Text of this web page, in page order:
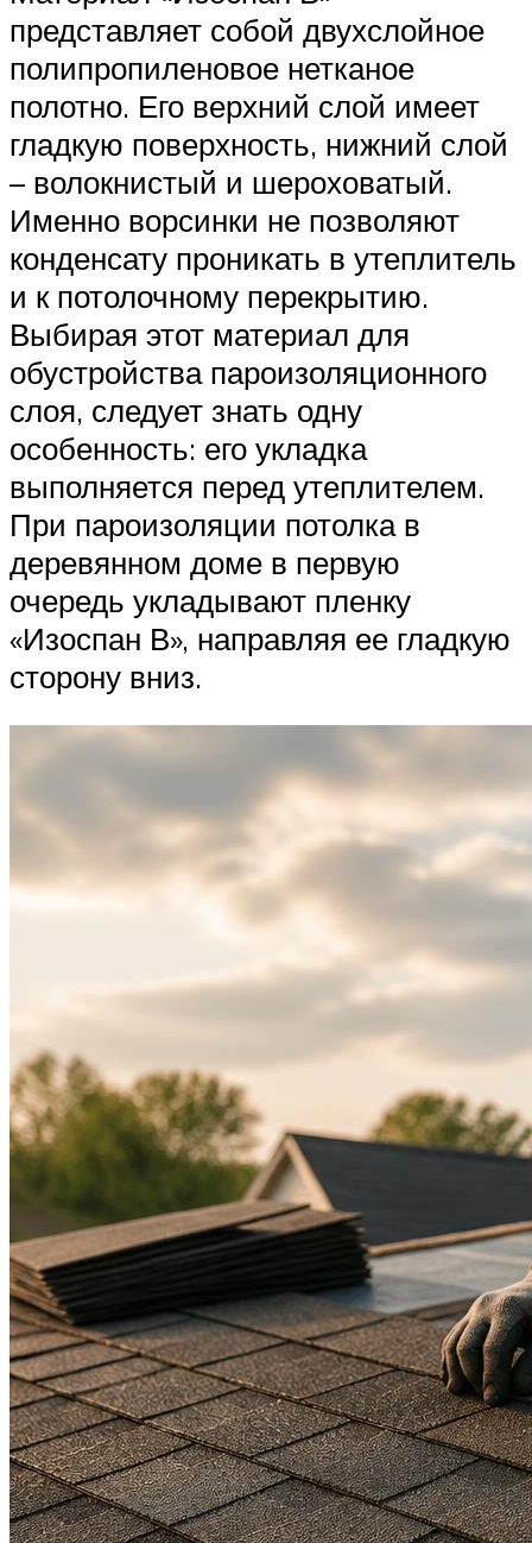
представляет собой двухслойное
полипропиленовое нетканое
полотно. Его верхний слой имеет
гладкую поверхность, нижний слой
– волокнистый и шероховатый.
Именно ворсинки не позволяют
конденсату проникать в утеплитель
и к потолочному перекрытию.
Выбирая этот материал для
обустройства пароизоляционного
слоя, следует знать одну
особенность: его укладка
выполняется перед утеплителем.
При пароизоляции потолка в
деревянном доме в первую
очередь укладывают пленку
«Изоспан В», направляя ее гладкую
сторону вниз.